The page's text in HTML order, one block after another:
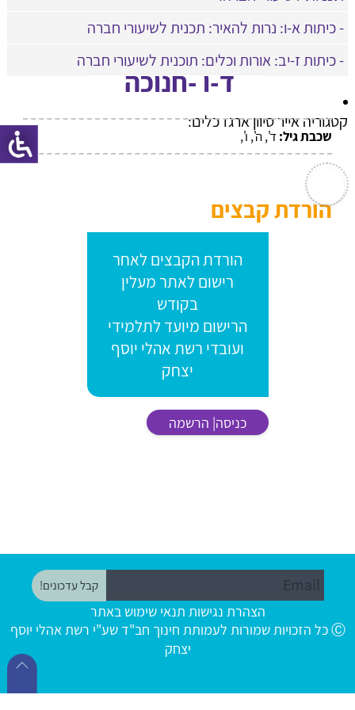
- כיתות א-ו: נרות להאיר: תכנית לשיעורי חברה
- כיתות ז-יב: אורות וכלים: תוכנית לשיעורי חברה
קטגוריה אייר סיוון ארגז כלים:
ד-ו -חנוכה
שכבת גיל:ד', ה', ו',
הורדת קבצים
הורדת הקבצים לאחר
רישום לאתר מעלין
בקודש
הרישום מיועד לתלמידי
ועובדי רשת אהלי יוסף
יצחק
כניסה| הרשמה
הצהרת נגישות תנאי שימוש באתר
Ⓒ כל הזכויות שמורות לעמותת חינוך חב"ד שע"י רשת אהלי יוסף
יצחק